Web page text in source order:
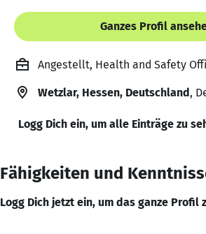
Ganzes Profil
Angestellt, Health and Safety
Wetzlar, Hessen, Deutschland,
Logg Dich ein, um alle Einträge zu
Fähigkeiten und
Logg Dich jetzt ein, um das ganze Profil